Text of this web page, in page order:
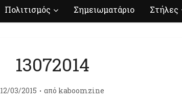
Πολιτισμός Σημειωματάριο Στήλες
13072014
12/03/2015 από kaboomzine